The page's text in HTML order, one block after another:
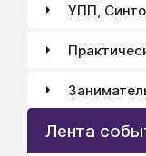
УПП,
Лента